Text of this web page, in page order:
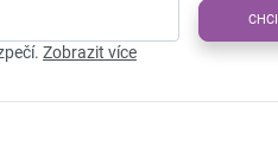
Zobrazit více